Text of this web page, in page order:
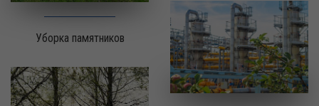
Уборка памятников